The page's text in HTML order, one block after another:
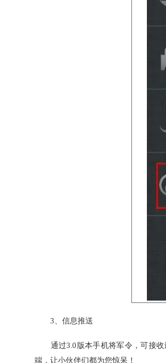
当发现帐号异常，角色
进入3.0时代，角色下